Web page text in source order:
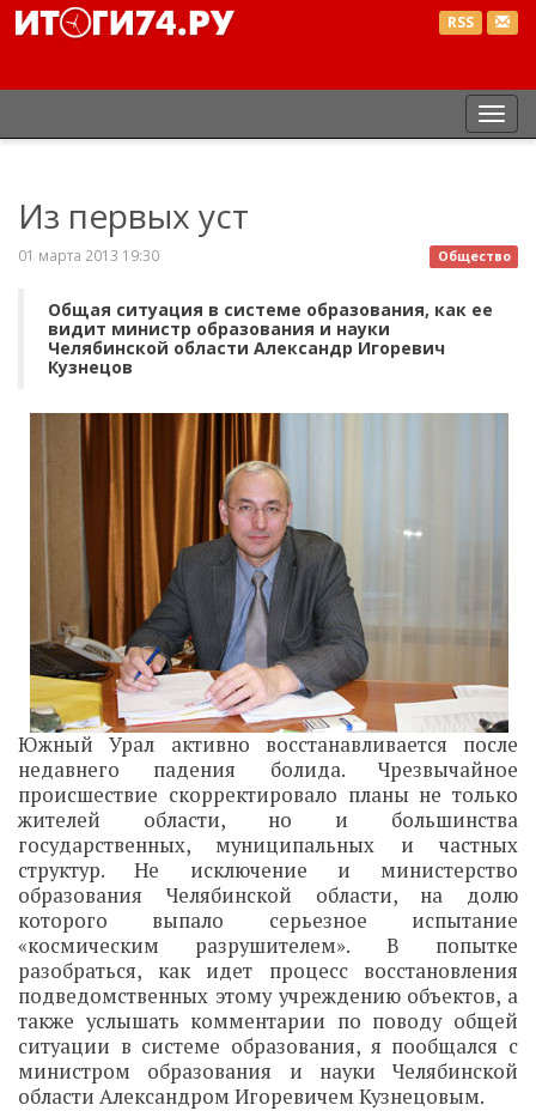
RSS
Из первых уст
Общество
01 марта 2013 19:30
Общая ситуация в системе образования, как ее
видит министр образования и науки
Челябинской области Александр Игоревич
Кузнецов
Южный Урал активно восстанавливается после
недавнего падения болида. Чрезвычайное
происшествие скорректировало планы не только
жителей области, но и большинства
государственных, муниципальных и частных
структур. Не исключение и министерство
образования Челябинской области, на долю
которого выпало серьезное испытание
«космическим разрушителем». В попытке
разобраться, как идет процесс восстановления
подведомственных этому учреждению объектов, а
также услышать комментарии по поводу общей
ситуации в системе образования, я пообщался с
министром образования и науки Челябинской
области Александром Игоревичем Кузнецовым.